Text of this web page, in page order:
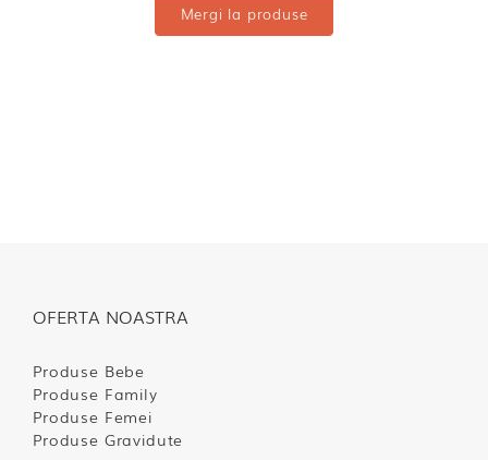
Mergi la produse
OFERTA NOASTRA
Produse Bebe
Produse Family
Produse Femei
Produse Gravidute